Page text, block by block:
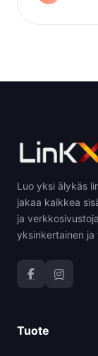
Luo yksi älykäs
jakaa kaikkea
ja
yksinkertainen ja
Tuote